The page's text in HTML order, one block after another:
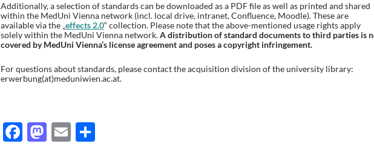
Additionally, a selection of standards can be downloaded as a PDF file as well as printed and shared
within the MedUni Vienna network (incl. local drive, intranet, Confluence, Moodle). These are
available via the „effects 2.0“ collection. Please note that the above-mentioned usage rights apply
solely within the MedUni Vienna network.A distribution of standard documents to third parties is
covered by MedUni Vienna’s license agreement and poses a copyright infringement.
For questions about standards, please contact the acquisition division of the university library:
erwerbung(at)meduniwien.ac.at.
F M E T